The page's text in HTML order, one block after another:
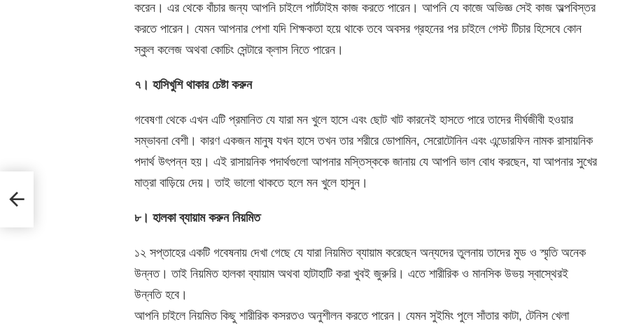
করেন। এর থেকে বাঁচার জন্য আপনি চাইলে পার্টটাইম কাজ করতে পারেন। আপনি যে কাজে অভিজ্ঞ সেই কাজ অল্পবিস্তর
করতে পারেন। যেমন আপনার পেশা যদি শিক্ষকতা হয়ে থাকে তবে অবসর গ্রহনের পর চাইলে গেস্ট টিচার হিসেবে কোন
স্কুল কলেজ অথবা কোচিং সেন্টারে ক্লাস নিতে পারেন।
৭। হাসিখুশি থাকার চেষ্টা করুন
গবেষণা থেকে এখন এটি প্রমানিত যে যারা মন খুলে হাসে এবং ছোট খাট কারনেই হাসতে পারে তাদের দীর্ঘজীবী হওয়ার
সম্ভাবনা বেশী। কারণ একজন মানুষ যখন হাসে তখন তার শরীরে ডোপামিন, সেরোটোনিন এবং এন্ডোরফিন নামক রাসায়নিক
পদার্থ উৎপন্ন হয়। এই রাসায়নিক পদার্থগুলো আপনার মস্তিস্ককে জানায় যে আপনি ভাল বোধ করছেন, যা আপনার সুখের
মাত্রা বাড়িয়ে দেয়। তাই ভালো থাকতে হলে মন খুলে হাসুন।
৮। হালকা ব্যায়াম করুন নিয়মিত
১২ সপ্তাহের একটি গবেষনায় দেখা গেছে যে যারা নিয়মিত ব্যায়াম করেছেন অন্যদের তুলনায় তাদের মুড ও স্মৃতি অনেক
উন্নত। তাই নিয়মিত হালকা ব্যায়াম অথবা হাটাহাটি করা খুবই জুরুরি। এতে শারীরিক ও মানসিক উভয় স্বাস্থেরই
উন্নতি হবে।
আপনি চাইলে নিয়মিত কিছু শারীরিক কসরতও অনুশীলন করতে পারেন। যেমন সুইমিং পুলে সাঁতার কাটা, টেনিস খেলা